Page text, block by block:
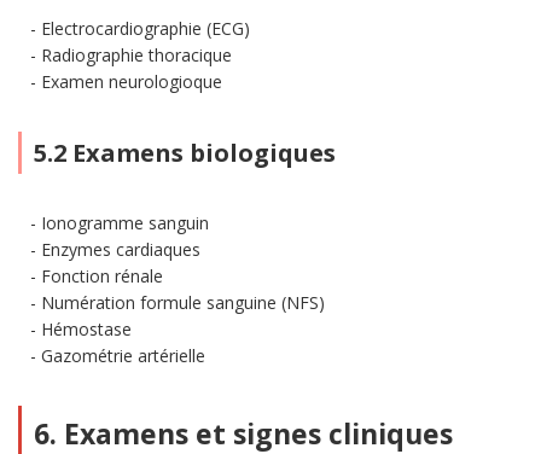
Electrocardiographie (ECG)
Radiographie thoracique
Examen neurologioque
5.2 Examens biologiques
Ionogramme sanguin
Enzymes cardiaques
Fonction rénale
Numération formule sanguine (NFS)
Hémostase
Gazométrie artérielle
6. Examens et signes cliniques